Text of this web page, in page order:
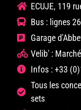
ECUJE, 119
Bus : lignes
Garage
Velib' :
Infos : +33
Tous les
sets